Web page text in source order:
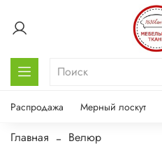
Распродажа Мерный лоскут
Главная Велюр